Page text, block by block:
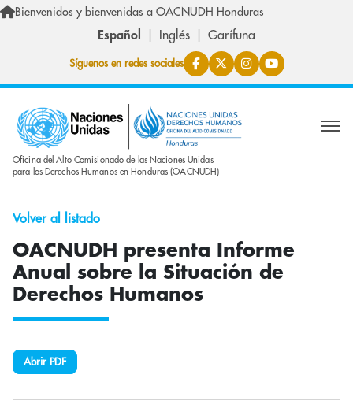
Pasar al contenido principal
Bienvenidos y bienvenidas a OACNUDH Honduras
Español Inglés Garífuna
Síguenos en redes sociales
Oficina del Alto Comisionado de las Naciones Unidas
para los Derechos Humanos en Honduras (OACNUDH)
Volver al listado
OACNUDH presenta Informe
Anual sobre la Situación de
Derechos Humanos
Abrir PDF